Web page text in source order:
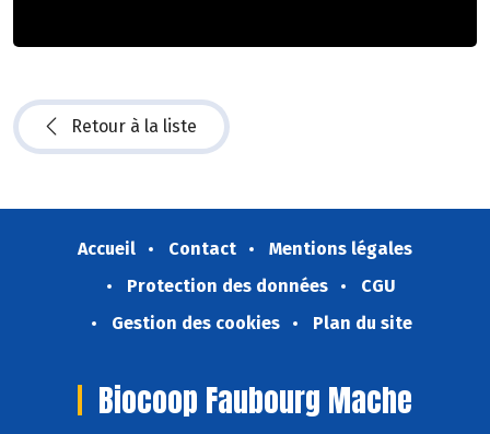
Retour à la liste
Accueil Contact
Mentions légales
Protection des données
CGU
Gestion des cookies
Plan du site
Biocoop Faubourg Mache